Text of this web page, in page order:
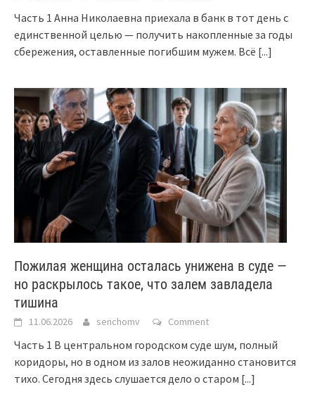
Часть 1 Анна Николаевна приехала в банк в тот день с
единственной целью — получить накопленные за годы
сбережения, оставленные погибшим мужем. Всё [...]
Пожилая женщина осталась унижена в суде —
но раскрылось такое, что залем завладела
тишина
11.06.2026 senchomv Comment
Часть 1 В центральном городском суде шум, полный
коридоры, но в одном из залов неожиданно становится
тихо. Сегодня здесь слушается дело о старом [...]